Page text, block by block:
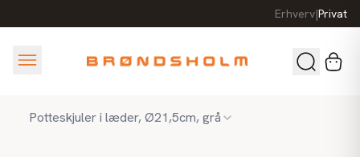
Erhverv|Privat
Potteskjuler i læder, Ø21,5cm, grå